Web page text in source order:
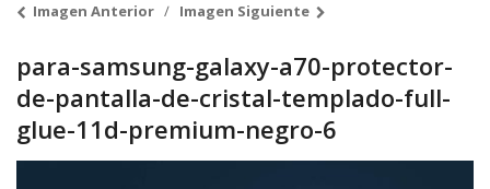
Imagen Anterior Imagen Siguiente
para-samsung-galaxy-a70-protector-
de-pantalla-de-cristal-templado-full-
glue-11d-premium-negro-6